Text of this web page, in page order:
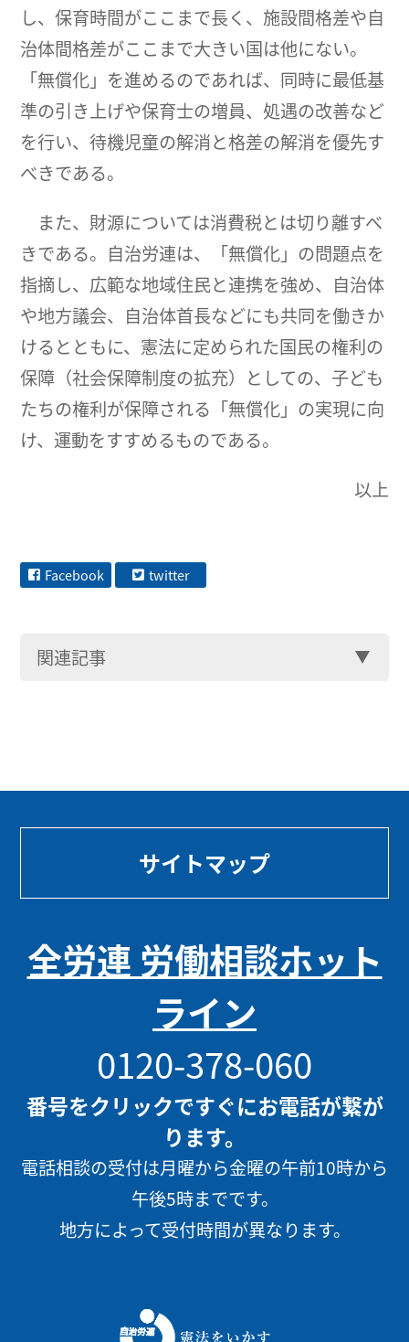
し、保育時間がここまで長く、施設間格差や自
治体間格差がここまで大きい国は他にない。
「無償化」を進めるのであれば、同時に最低基
準の引き上げや保育士の増員、処遇の改善など
を行い、待機児童の解消と格差の解消を優先す
べきである。
また、財源については消費税とは切り離すべ
きである。自治労連は、「無償化」の問題点を
指摘し、広範な地域住民と連携を強め、自治体
や地方議会、自治体首長などにも共同を働きか
けるとともに、憲法に定められた国民の権利の
保障（社会保障制度の拡充）としての、子ども
たちの権利が保障される「無償化」の実現に向
け、運動をすすめるものである。
以上
Facebook twitter
関連記事
サイトマップ
全労連 労働相談ホット
ライン
0120-378-060
番号をクリックですぐにお電話が繋が
ります。
電話相談の受付は月曜から金曜の午前10時から
午後5時までです。
地方によって受付時間が異なります。